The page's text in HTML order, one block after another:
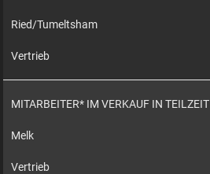
Ried/Tumeltsham
Vertrieb
MITARBEITER* IM VERKAUF IN TEILZEIT
Melk
Vertrieb